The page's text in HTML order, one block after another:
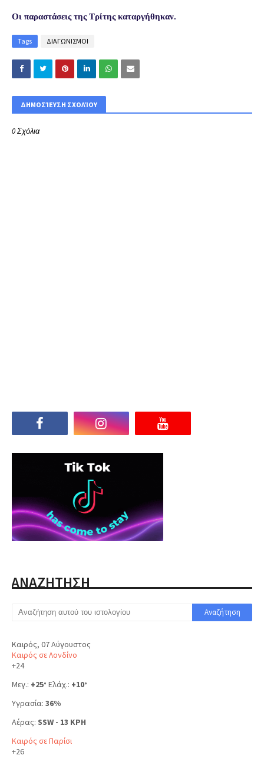
Οι παραστάσεις της Τρίτης καταργήθηκαν.
Tags ΔΙΑΓΩΝΙΣΜΟΙ
ΔΗΜΟΣΊΕΥΣΗ ΣΧΟΛΊΟΥ
0 Σχόλια
ΑΝΑΖΗΤΗΣΗ
Καιρός, 07 Αύγουστος
Καιρός σε Λονδίνο
+24
Μεγ.: +25° Ελάχ.: +10°
Υγρασία: 36%
Αέρας: SSW - 13 KPH
Καιρός σε Παρίσι
+26